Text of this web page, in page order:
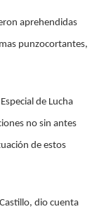
aprehendidas
punzocortantes,
de Lucha
no sin antes
de estos
dio cuenta